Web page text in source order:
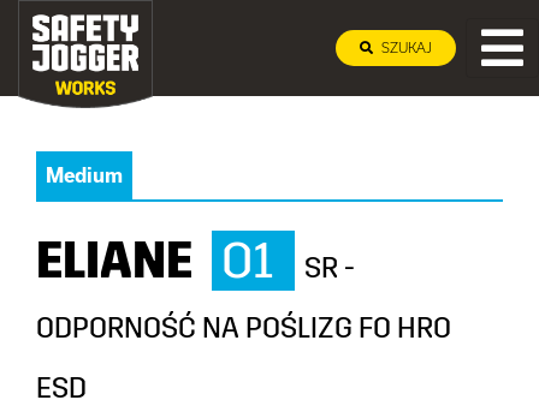
SZUKAJ
Medium
ELIANE O1
SR -
ODPORNOŚĆ NA POŚLIZG FO HRO
ESD